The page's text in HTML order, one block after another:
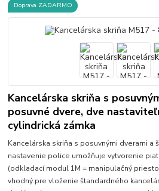
Doprava ZADARMO
Kancelárska skriňa s
posuvné dvere, dve
cylindrická zámka
Kancelárska skriňa s posuvnými dverami a
nastavenie police umožňuje vytvorenie
(odkladací modul 1M = manipulačný
vhodný pre vloženie štandardného